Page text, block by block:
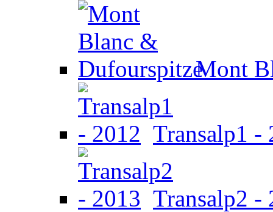
Mont
Transalp1 -
Transalp2 -